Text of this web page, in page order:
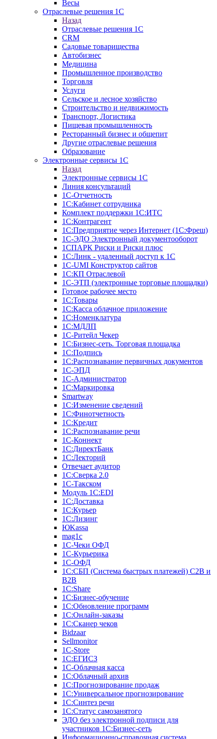
Весы
Отраслевые решения 1С
Назад
Отраслевые решения 1С
CRM
Садовые товарищества
Автобизнес
Медицина
Промышленное производство
Торговля
Услуги
Сельское и лесное хозяйство
Строительство и недвижимость
Транспорт, Логистика
Пищевая промышленность
Ресторанный бизнес и общепит
Другие отраслевые решения
Образование
Электронные сервисы 1С
Назад
Электронные сервисы 1С
Линия консультаций
1С-Отчетность
1С:Кабинет сотрудника
Комплект поддержки 1С:ИТС
1С:Контрагент
1С:Предприятие через Интернет (1С:Фреш)
1С-ЭДО Электронный документооборот
1СПАРК Риски и Риски плюс
1С:Линк - удаленный доступ к 1С
1С-UMI Конструктор сайтов
1С:КП Отраслевой
1С-ЭТП (электронные торговые площадки)
Готовое рабочее место
1С:Товары
1С:Касса облачное приложение
1С:Номенклатура
1С:МДЛП
1C-Ритейл Чекер
1C:Бизнес-сеть. Торговая площадка
1С:Подпись
1С:Распознавание первичных документов
1С-ЭПД
1С-Администратор
1С:Маркировка
Smartway
1С:Изменение сведений
1С:Финотчетность
1С:Кредит
1С:Распознавание речи
1С-Коннект
1С:ДиректБанк
1С:Лекторий
Отвечает аудитор
1С:Сверка 2.0
1С-Такском
Модуль 1C:EDI
1С:Доставка
1С:Курьер
1С:Лизинг
ЮKassa
mag1c
1С-Чеки ОФД
1С-Курьерика
1С-ОФД
1С:СБП (Система быстрых платежей) C2B и
B2B
1С:Share
1С:Бизнес-обучение
1С:Обновление программ
1С:Онлайн-заказы
1С:Сканер чеков
Bidzaar
Sellmonitor
1C-Store
1С:ЕГИСЗ
1С-Облачная касса
1С:Облачный архив
1С:Прогнозирование продаж
1С:Универсальное прогнозирование
1С:Синтез речи
1С:Статус самозанятого
ЭДО без электронной подписи для
участников 1С:Бизнес-сеть
Информационно-справочная система